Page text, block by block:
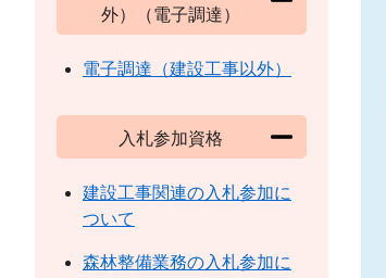
外）（電子調達）
電子調達（建設工事以外）
入札参加資格
建設工事関連の入札参加に
ついて
森林整備業務の入札参加に